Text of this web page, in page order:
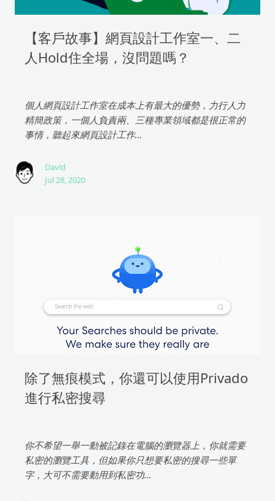
【客戶故事】網頁設計工作室一、二
人Hold住全場，沒問題嗎？
個人網頁設計工作室在成本上有最大的優勢，力行人力
精簡政策，一個人負責兩、三種專業領域都是很正常的
事情，聽起來網頁設計工作...
Davld
Jul 28, 2020
除了無痕模式，你還可以使用Privado
進行私密搜尋
你不希望一舉一動被記錄在電腦的瀏覽器上，你就需要
私密的瀏覽工具，但如果你只想要私密的搜尋一些單
字，大可不需要動用到私密功...